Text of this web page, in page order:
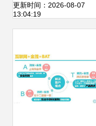
移动营销新篇章
更新时间：2026-08-07
13:04:19